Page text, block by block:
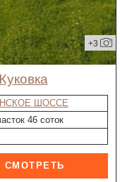
+3
ШОССЕ
46 соток